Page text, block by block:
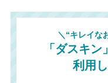
＼“キレイな
「ダスキ
利用